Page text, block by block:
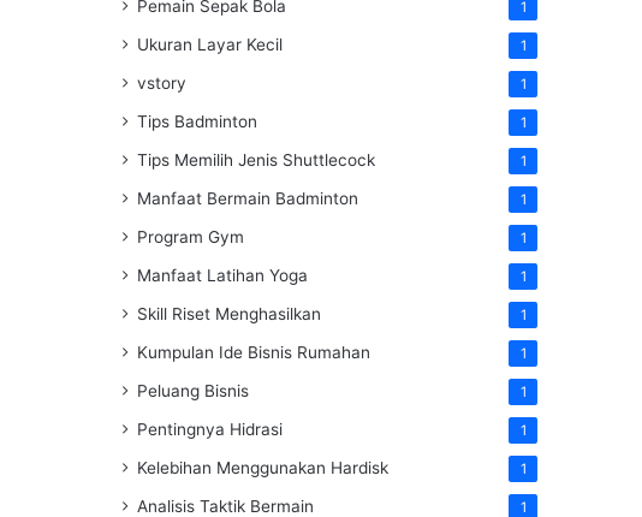
Pemain Sepak Bola 1
Ukuran Layar Kecil 1
vstory 1
Tips Badminton 1
Tips Memilih Jenis Shuttlecock 1
Manfaat Bermain Badminton 1
Program Gym 1
Manfaat Latihan Yoga 1
Skill Riset Menghasilkan 1
Kumpulan Ide Bisnis Rumahan 1
Peluang Bisnis 1
Pentingnya Hidrasi 1
Kelebihan Menggunakan Hardisk 1
Analisis Taktik Bermain 1